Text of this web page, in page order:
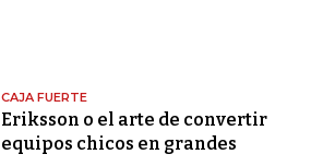
CAJA FUERTE
Eriksson o el arte de convertir
equipos chicos en grandes